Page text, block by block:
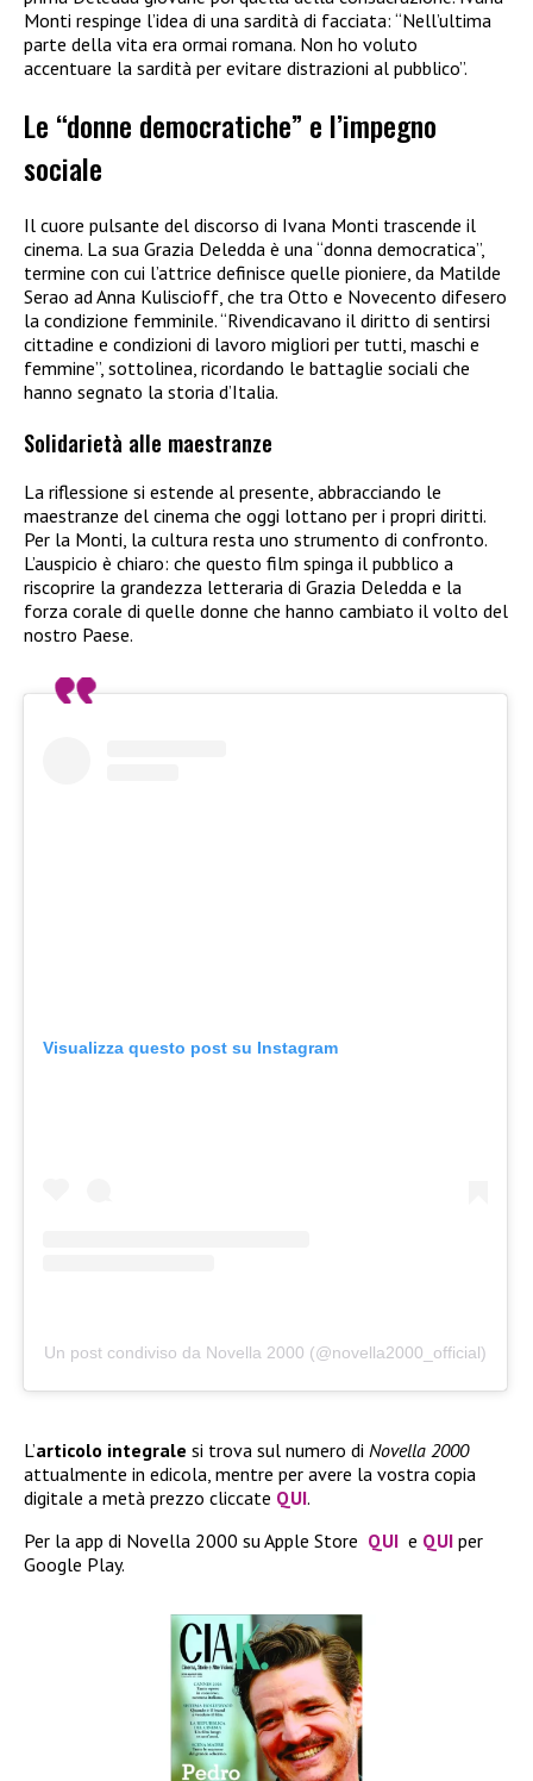
Monti respinge l’idea di una sardità di facciata: “Nell’ultima
parte della vita era ormai romana. Non ho voluto
accentuare la sardità per evitare distrazioni al pubblico”.
Le “donne democratiche” e l’impegno
sociale
Il cuore pulsante del discorso di Ivana Monti trascende il
cinema. La sua Grazia Deledda è una “donna democratica”,
termine con cui l’attrice definisce quelle pioniere, da Matilde
Serao ad Anna Kuliscioff, che tra Otto e Novecento difesero
la condizione femminile. “Rivendicavano il diritto di sentirsi
cittadine e condizioni di lavoro migliori per tutti, maschi e
femmine”, sottolinea, ricordando le battaglie sociali che
hanno segnato la storia d’Italia.
Solidarietà alle maestranze
La riflessione si estende al presente, abbracciando le
maestranze del cinema che oggi lottano per i propri diritti.
Per la Monti, la cultura resta uno strumento di confronto.
L’auspicio è chiaro: che questo film spinga il pubblico a
riscoprire la grandezza letteraria di Grazia Deledda e la
forza corale di quelle donne che hanno cambiato il volto del
nostro Paese.
Visualizza questo post su Instagram
Un post condiviso da Novella 2000 (@novella2000_official)
L’articolo integrale si trova sul numero di Novella 2000
attualmente in edicola, mentre per avere la vostra copia
digitale a metà prezzo cliccate QUI.
Per la app di Novella 2000 su Apple Store QUI e QUI per
Google Play.